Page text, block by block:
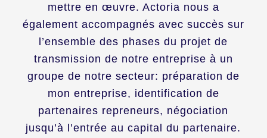
mettre en œuvre. Actoria nous a
également accompagnés avec succès sur
l’ensemble des phases du projet de
transmission de notre entreprise à un
groupe de notre secteur: préparation de
mon entreprise, identification de
partenaires repreneurs, négociation
jusqu’à l’entrée au capital du partenaire.